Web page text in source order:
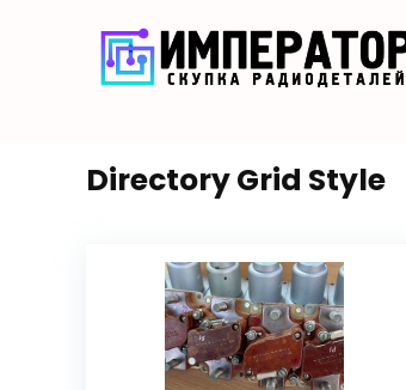
Directory Grid Style